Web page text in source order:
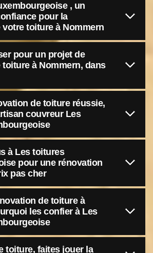
, un
pour la
toiture à Nommern
pour un projet de
à Nommern, dans
de toiture réussie,
couvreur Les
à Les toitures
pour une rénovation
pas cher
de toiture à
les confier à Les
toiture, faites jouer la